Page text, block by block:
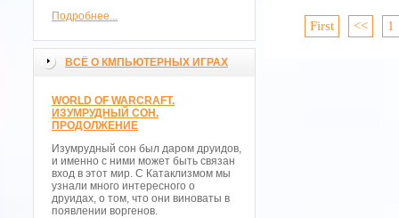
Подробнее...
ВСЁ О КМПЬЮТЕРНЫХ ИГРАХ
WORLD OF WARCRAFT.
ИЗУМРУДНЫЙ СОН.
ПРОДОЛЖЕНИЕ
Изумрудный сон был даром друидов,
и именно с ними может быть связан
вход в этот мир. С Катаклизмом мы
узнали много интересного о
друидах, о том, что они виноваты в
появлении воргенов.
First << 1